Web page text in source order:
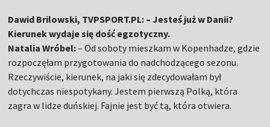
Dawid Brilowski, TVPSPORT.PL: – Jesteś już w Danii?
Kierunek wydaje się dość egzotyczny.
Natalia Wróbel:– Od soboty mieszkam w Kopenhadze, gdzie
rozpoczęłam przygotowania do nadchodzącego sezonu.
Rzeczywiście, kierunek, na jaki się zdecydowałam był
dotychczas niespotykany. Jestem pierwszą Polką, która
zagra w lidze duńskiej. Fajnie jest być tą, która otwiera.